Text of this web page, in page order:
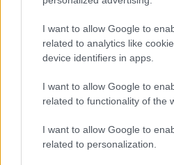
I want to allow Google to
related to analytics like
device identifiers in apps.
I want to allow Google to
related to functionality of the
I want to allow Google to
related to personalization.
A Galaxy S25 is megkaphatja a
kamerás funkcióját
Élőképeken a Dark Cherry
Itt a vég a Galaxy S23 széria
További hírek